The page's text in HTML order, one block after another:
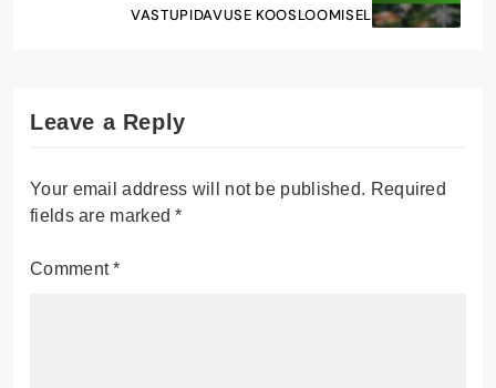
VASTUPIDAVUSE KOOSLOOMISEL
Leave a Reply
Your email address will not be published. Required
fields are marked*
Comment*